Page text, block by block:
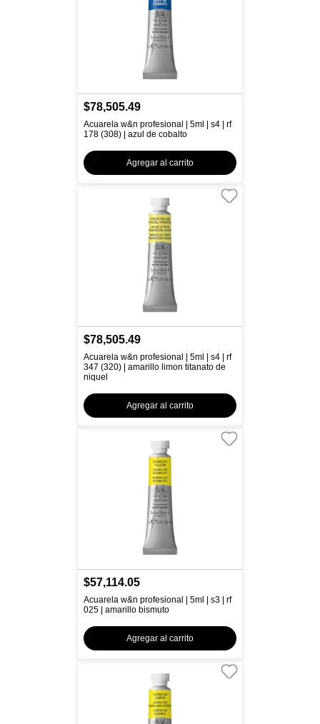
$78,505.49
Acuarela w&n profesional | 5ml | s4 | rf
178 (308) | azul de cobalto
Agregar al carrito
$78,505.49
Acuarela w&n profesional | 5ml | s4 | rf
347 (320) | amarillo limon titanato de
niquel
Agregar al carrito
$57,114.05
Acuarela w&n profesional | 5ml | s3 | rf
025 | amarillo bismuto
Agregar al carrito